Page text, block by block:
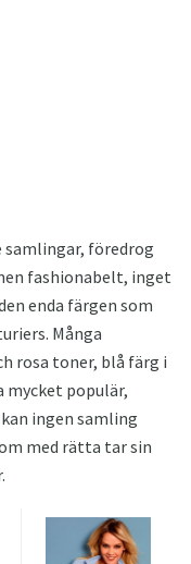
föredrog
fashionabelt, inget
enda färgen som
Många
rosa toner, blå färg i
mycket populär,
ingen samling
med rätta tar sin